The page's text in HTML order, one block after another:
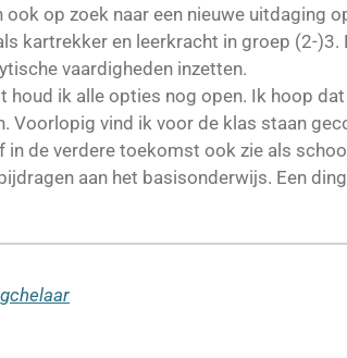
op zoek naar een nieuwe uitdaging
kartrekker en leerkracht in groep (2-
vaardigheden inzetten.
houd ik alle opties nog open. Ik hoop
Voorlopig vind ik voor de klas staan
in de verdere toekomst ook zie als
aan het basisonderwijs. Een